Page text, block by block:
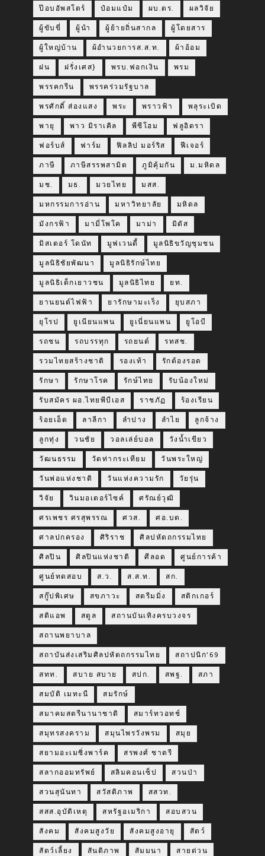
ป๊อบอัพสโตร์ ป๋อมแป๋ม ผบ.ตร. ผลวิจัย
ผู้ขับขี่ ผู้นำ ผู้ย้ายถิ่นสากล ผู้โดยสาร
ผู้ใหญ่บ้าน ผ้อำนวยการส.ส.ท. ผ้าอ้อม
ฝน ฝรั่งเศส} พรบ.ฟอกเงิน พรม
พรรคกรีน พรรคร่วมรัฐบาล
พรศักดิ์ ส่องแสง พระ พราวฟ้า พลุระเบิด
พายุ พาว มิราเคิล พีซีโฮม ฟลูอิดรา
ฟอร์บส์ ฟาร์ม ฟิลลิป มอร์ริส ฟีเจอร์
ภาษี ภาษีสรรพสามิต ภูมิคุ้มกัน ม.มหิดล
มช. มธ. มวยไทย มสส.
มหกรรมการอ่าน มหาวิทยาลัย มหิดล
มังกรฟ้า มามี่โพโค มาม่า มิดัส
มิสเตอร์ โดนัท มูฟเวนดี้ มูลนิธิขวัญชุมชน
มูลนิธิชัยพัฒนา มูลนิธิรักษ์ไทย
มูลนิธิเด็กเยาวชน มูลนิธิไทย ยท.
ยานยนต์ไฟฟ้า ยารักษามะเร็ง ยุบสภา
ยุโรป ยูเนียนแพน ยูเนี่ยนแพน ยูโอบี
รถชน รถบรรทุก รถยนต์ รทสช.
รวมไทยสร้างชาติ รองเท้า รักต้องรอด
รักษา รักษาโรค รักษ์ไทย รับน้องใหม่
รับสมัคร ผอ.ไทยพีบีเอส ราชภัฏ ร้องเรียน
ร้อยเอ็ด ลาลีกา ลำปาง ลำไย ลูกจ้าง
ลูกทุ่ง วนชัย วอลเล่ย์บอล วังน้ำเขียว
วัฒนธรรม วัดท่ากระเทียม วันพระใหญ่
วันพ่อแห่งชาติ วันแห่งความรัก วัยรุ่น
วิจัย วินมอเตอร์ไซค์ ศรัณย์วุฒิ
ศรเพชร ศรสุพรรณ ศวส. ศอ.บต.
ศาลปกครอง ศิริราช ศิลปหัตถกรรมไทย
ศิลปิน ศิลปินแห่งชาติ ศีลอด ศูนย์การค้า
ศูนย์ทดสอบ ส.ว. ส.ส.ท. สก.
สกู๊ปพิเศษ สขภาวะ สตรีมมิ่ง สติกเกอร์
สติแอพ สตูล สถานบันเทิงครบวงจร
สถานพยาบาล
สถาบันส่งเสริมศิลปหัตถกรรมไทย สถาปนิก’69
สทท. สบาย สบาย สปก. สพฐ. สภา
สมบัติ เมทะนี สมรักษ์
สมาคมสตรีนานาชาติ สมาร์ทวอทช์
สมุทรสงคราม สมุนไพรวังพรม สมุย
สยามอะเมซิ่งพาร์ค สรพงศ์ ชาตรี
สลากออมทรัพย์ สลิมคอนเซ็ป สวนป่า
สวนสุนันทา สวัสดิภาพ สสวท.
สสส.อุบัติเหตุ สหรัฐอเมริกา สอบสวน
สังคม สังคมสูงวัย สังคมสูงอายุ สัตว์
สัตว์เลี้ยง สันติภาพ สัมมนา สายด่วน